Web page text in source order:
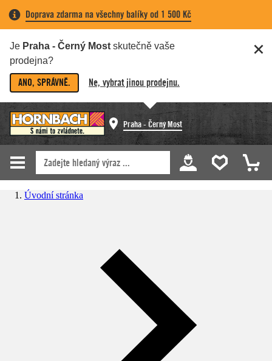
Doprava zdarma na všechny balíky od 1 500 Kč
Je Praha - Černý Most skutečně vaše
prodejna?
ANO, SPRÁVNĚ. Ne, vybrat jinou prodejnu.
Praha - Černý Most
Úvodní stránka